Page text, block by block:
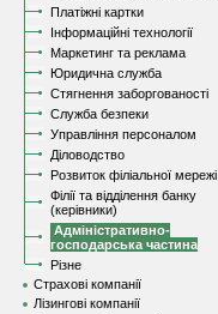
Платіжні картки
Інформаційні технології
Маркетинг та реклама
Юридична служба
Стягнення заборгованості
Служба безпеки
Управління персоналом
Діловодство
Розвиток філіальної мережі
Філії та відділення банку
(керівники)
Адміністративно-
господарська частина
Різне
Страхові компанії
Лізингові компанії